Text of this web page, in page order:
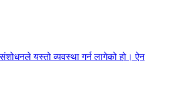
यस्तो व्यवस्था गर्न लागेको हो। ऐन